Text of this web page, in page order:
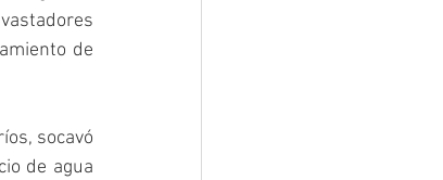
de
socavó
de agua